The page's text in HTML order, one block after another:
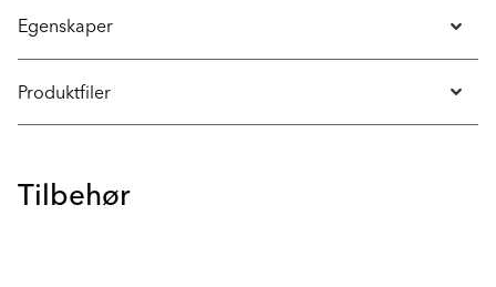
Egenskaper
Produktfiler
Tilbehør